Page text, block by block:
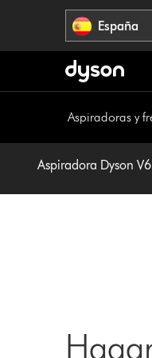
España
Aspiradoras y
Aspiradora Dyson